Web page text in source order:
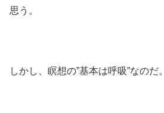
思う。
しかし、瞑想の”基本は呼吸”なのだ。